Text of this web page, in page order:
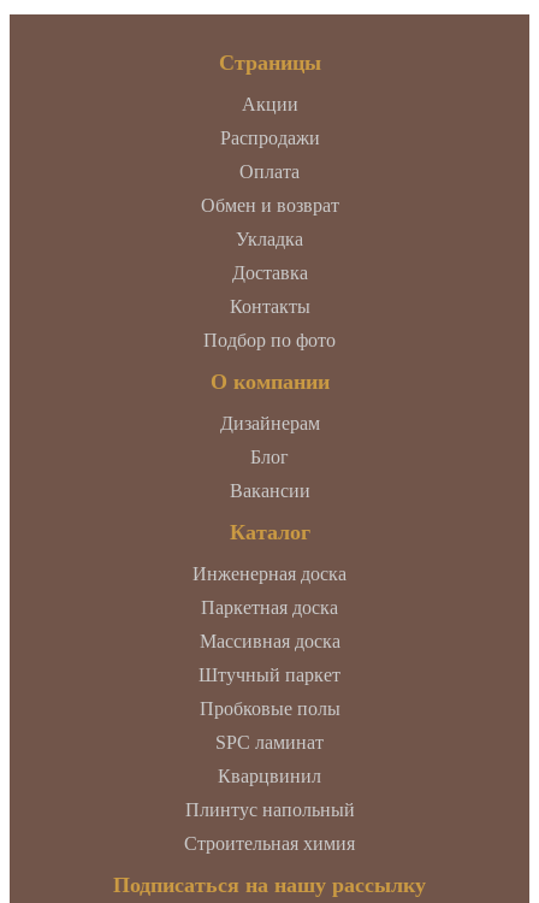
Страницы
Акции
Распродажи
Оплата
Обмен и возврат
Укладка
Доставка
Контакты
Подбор по фото
О компании
Дизайнерам
Блог
Вакансии
Каталог
Инженерная доска
Паркетная доска
Массивная доска
Штучный паркет
Пробковые полы
SPC ламинат
Кварцвинил
Плинтус напольный
Строительная химия
Подписаться на нашу рассылку